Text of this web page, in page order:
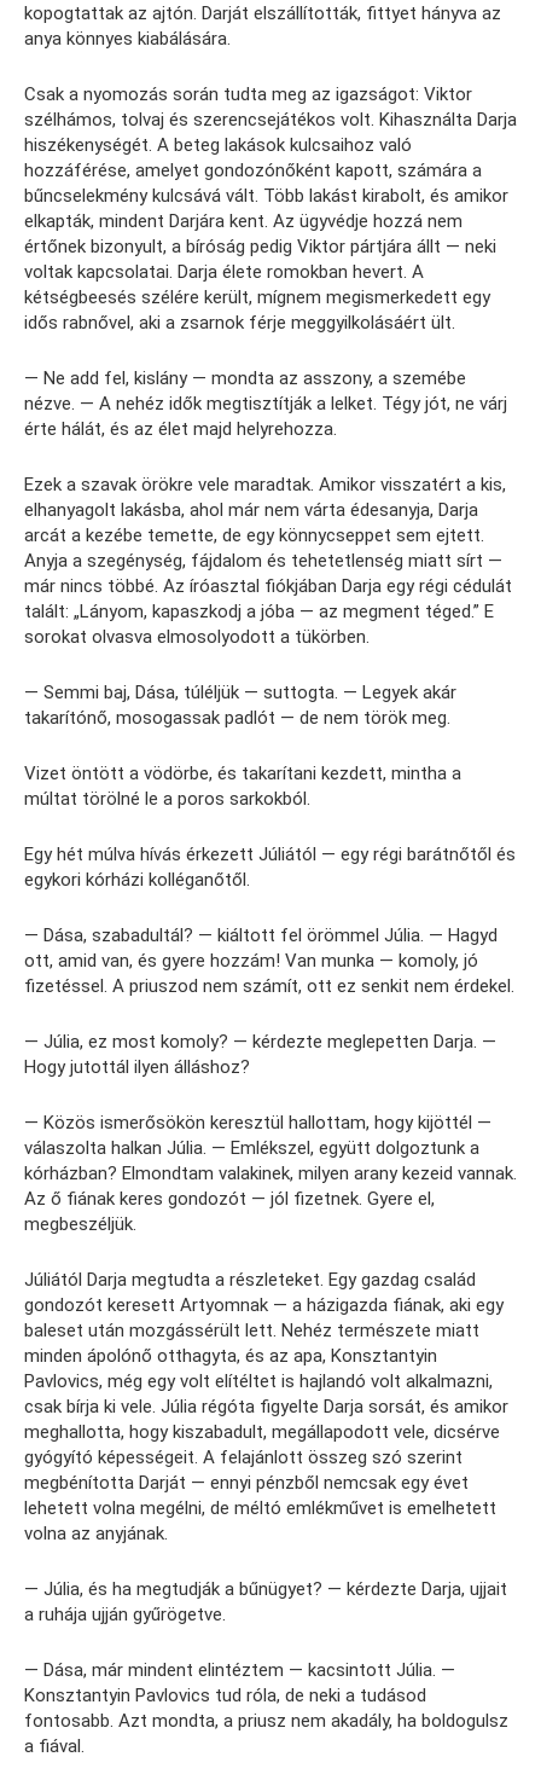
kopogtattak az ajtón. Darját elszállították, fittyet hányva az
anya könnyes kiabálására.
Csak a nyomozás során tudta meg az igazságot: Viktor
szélhámos, tolvaj és szerencsejátékos volt. Kihasználta Darja
hiszékenységét. A beteg lakások kulcsaihoz való
hozzáférése, amelyet gondozónőként kapott, számára a
bűncselekmény kulcsává vált. Több lakást kirabolt, és amikor
elkapták, mindent Darjára kent. Az ügyvédje hozzá nem
értőnek bizonyult, a bíróság pedig Viktor pártjára állt — neki
voltak kapcsolatai. Darja élete romokban hevert. A
kétségbeesés szélére került, mígnem megismerkedett egy
idős rabnővel, aki a zsarnok férje meggyilkolásáért ült.
— Ne add fel, kislány — mondta az asszony, a szemébe
nézve. — A nehéz idők megtisztítják a lelket. Tégy jót, ne várj
érte hálát, és az élet majd helyrehozza.
Ezek a szavak örökre vele maradtak. Amikor visszatért a kis,
elhanyagolt lakásba, ahol már nem várta édesanyja, Darja
arcát a kezébe temette, de egy könnycseppet sem ejtett.
Anyja a szegénység, fájdalom és tehetetlenség miatt sírt —
már nincs többé. Az íróasztal fiókjában Darja egy régi cédulát
talált: „Lányom, kapaszkodj a jóba — az megment téged.” E
sorokat olvasva elmosolyodott a tükörben.
— Semmi baj, Dása, túléljük — suttogta. — Legyek akár
takarítónő, mosogassak padlót — de nem török meg.
Vizet öntött a vödörbe, és takarítani kezdett, mintha a
múltat törölné le a poros sarkokból.
Egy hét múlva hívás érkezett Júliától — egy régi barátnőtől és
egykori kórházi kolléganőtől.
— Dása, szabadultál? — kiáltott fel örömmel Júlia. — Hagyd
ott, amid van, és gyere hozzám! Van munka — komoly, jó
fizetéssel. A priuszod nem számít, ott ez senkit nem érdekel.
— Júlia, ez most komoly? — kérdezte meglepetten Darja. —
Hogy jutottál ilyen álláshoz?
— Közös ismerősökön keresztül hallottam, hogy kijöttél —
válaszolta halkan Júlia. — Emlékszel, együtt dolgoztunk a
kórházban? Elmondtam valakinek, milyen arany kezeid vannak.
Az ő fiának keres gondozót — jól fizetnek. Gyere el,
megbeszéljük.
Júliától Darja megtudta a részleteket. Egy gazdag család
gondozót keresett Artyomnak — a házigazda fiának, aki egy
baleset után mozgássérült lett. Nehéz természete miatt
minden ápolónő otthagyta, és az apa, Konsztantyin
Pavlovics, még egy volt elítéltet is hajlandó volt alkalmazni,
csak bírja ki vele. Júlia régóta figyelte Darja sorsát, és amikor
meghallotta, hogy kiszabadult, megállapodott vele, dicsérve
gyógyító képességeit. A felajánlott összeg szó szerint
megbénította Darját — ennyi pénzből nemcsak egy évet
lehetett volna megélni, de méltó emlékművet is emelhetett
volna az anyjának.
— Júlia, és ha megtudják a bűnügyet? — kérdezte Darja, ujjait
a ruhája ujján gyűrögetve.
— Dása, már mindent elintéztem — kacsintott Júlia. —
Konsztantyin Pavlovics tud róla, de neki a tudásod
fontosabb. Azt mondta, a priusz nem akadály, ha boldogulsz
a fiával.